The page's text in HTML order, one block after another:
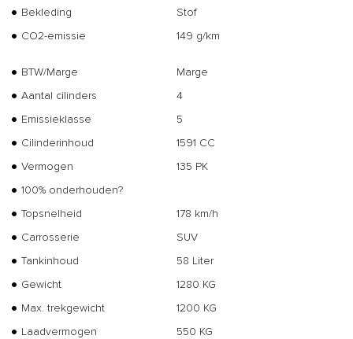
Bekleding
Stof
CO2-emissie
149 g/km
BTW/Marge
Marge
Aantal cilinders
4
Emissieklasse
5
Cilinderinhoud
1591 CC
Vermogen
135 PK
100% onderhouden?
Topsnelheid
178 km/h
Carrosserie
SUV
Tankinhoud
58 Liter
Gewicht
1280 KG
Max. trekgewicht
1200 KG
Laadvermogen
550 KG